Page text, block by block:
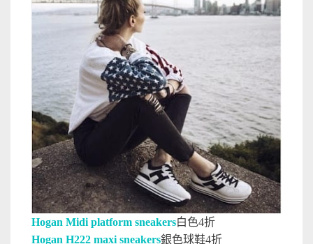
Hogan Midi platform sneakers白色4折
Hogan H222 maxi sneakers銀色球鞋4折